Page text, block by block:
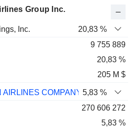
Group Inc.
Inc.
20,83 %
9 755 889
20,83 %
205 M $
COMPANY LIMITED
5,83 %
270 606 272
5,83 %